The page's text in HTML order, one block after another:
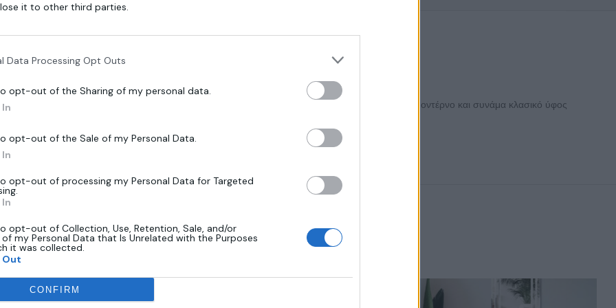
it to other third parties.
Data Processing Opt Outs
opt-out of the Sharing of my personal data.
opt-out of the Sale of my Personal Data.
opt-out of processing my Personal Data for Targeted
opt-out of Collection, Use, Retention, Sale, and/or
of my Personal Data that Is Unrelated with the Purposes
it was collected.
CONFIRM
Αξιολογήσεις (0) Επεξήγηση Χαρακτηριστικών Καθρέπτη
μια απόλυτα μοναδική καλλιτεχνική δημιουργία. Ο πρωτοποριακός σχεδιασμός του δίνει ένα μοντέρνο και συνάμα κλασικό ύφος
Related Products